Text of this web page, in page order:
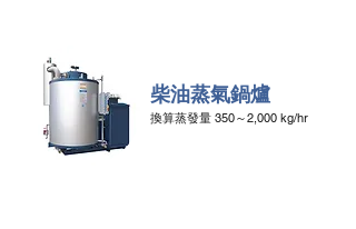
柴油蒸氣鍋爐
換算蒸發量 350～2,000 kg/hr